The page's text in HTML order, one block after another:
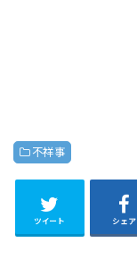
不祥事
ツイート シェア